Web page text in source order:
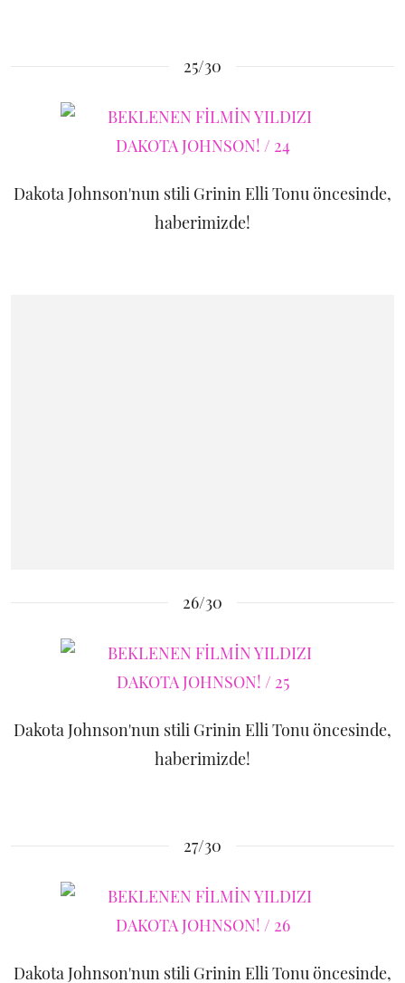
25/30
Dakota Johnson'nun stili Grinin Elli Tonu öncesinde,
haberimizde!
26/30
Dakota Johnson'nun stili Grinin Elli Tonu öncesinde,
haberimizde!
27/30
Dakota Johnson'nun stili Grinin Elli Tonu öncesinde,